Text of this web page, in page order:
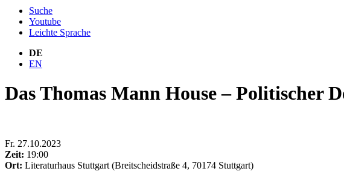
Suche
Youtube
Leichte Sprache
DE
EN
Das Thomas Mann House – Politischer
Fr. 27.10.2023
Zeit: 19:00
Ort: Literaturhaus Stuttgart (Breitscheidstraße 4, 70174 Stuttgart)